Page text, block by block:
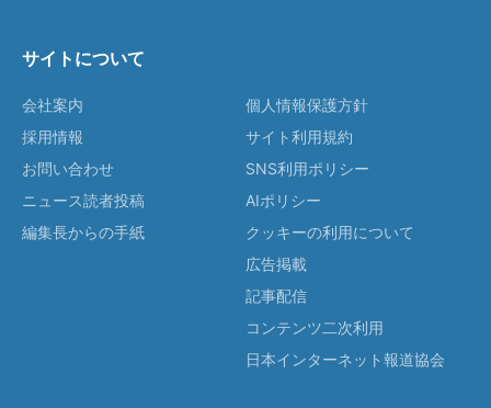
サイトについて
会社案内
採用情報
お問い合わせ
ニュース読者投稿
編集長からの手紙
個人情報保護方針
サイト利用規約
SNS利用ポリシー
AIポリシー
クッキーの利用について
広告掲載
記事配信
コンテンツ二次利用
日本インターネット報道協会